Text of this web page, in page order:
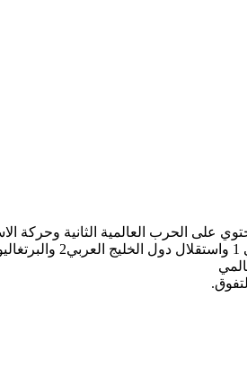
على الحرب العالمية الثانية وحركة
الاستقلال في المغرب العربي1